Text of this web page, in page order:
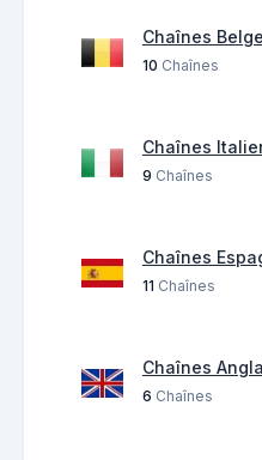
Chaînes
10 Chaînes
Chaînes
9 Chaînes
Chaînes
11 Chaînes
Chaînes
6 Chaînes